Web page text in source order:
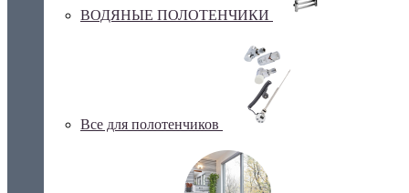
ВОДЯНЫЕ ПОЛОТЕНЧИКИ
Все для полотенчиков